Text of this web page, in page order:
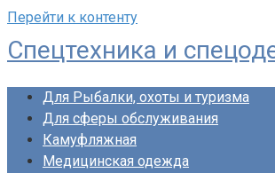
Перейти к контенту
Спецтехника и
Для Рыбалки, охоты и туризма
Для сферы обслуживания
Камуфляжная
Медицинская одежда